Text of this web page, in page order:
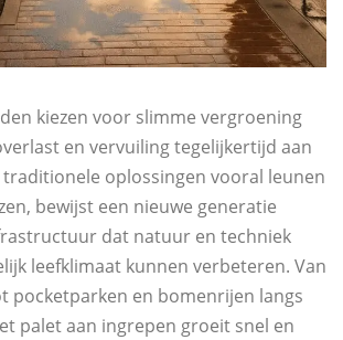
kiezen voor slimme vergroening
en vervuiling tegelijkertijd aan
traditionele oplossingen vooral leunen
bewijst een nieuwe generatie
dat natuur en techniek
leefklimaat kunnen verbeteren. Van
pocketparken en bomenrijen langs
palet aan ingrepen groeit snel en